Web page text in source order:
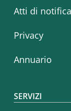
Atti di notifica
Privacy
Annuario
SERVIZI